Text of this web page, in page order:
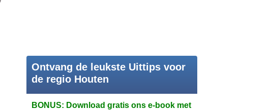
Ontvang de leukste Uittips voor
de regio Houten
BONUS: Download gratis ons e-book met